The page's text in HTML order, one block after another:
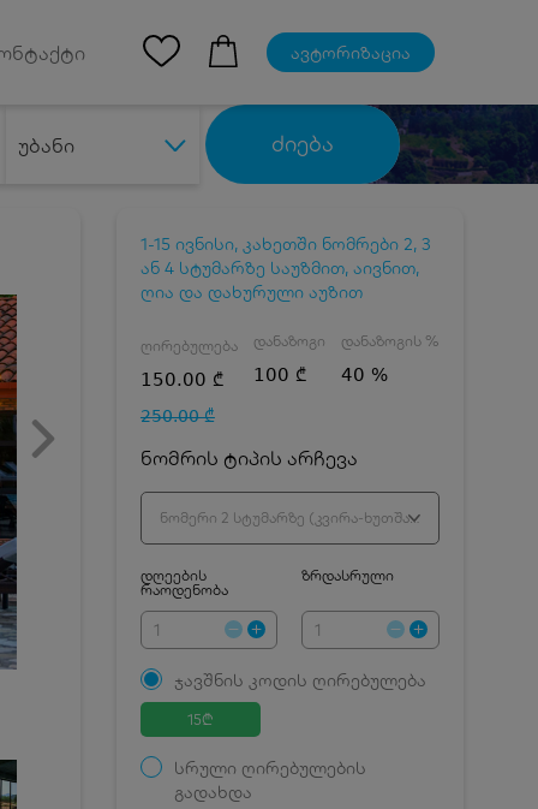
ავტორიზაცია
უბანი ძიება
1-15 ივნისი, კახეთში ნომრები 2, 3
ან 4 სტუმარზე საუზმით, აივნით,
ღია და დახურული აუზით
ღირებულება
150.00 ₾
250.00 ₾
დანაზოგი
100 ₾
დანაზოგის %
40 %
ნომრის ტიპის არჩევა
ნომერი 2 სტუმარზე (კვირა-ხუთშაბათი)
დღეების
რაოდენობა
ზრდასრული
ჯავშნის კოდის ღირებულება
15₾
სრული ღირებულების
გადახდა